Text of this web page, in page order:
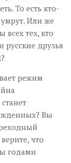
То есть кто-
Или же
тех, кто
русские друзья
режим
Вы
что
годами